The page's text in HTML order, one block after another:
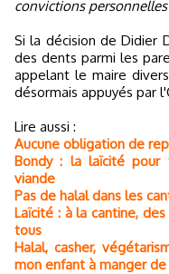
convictions personnelles
Si la décision de Didier
des dents parmi les
appelant le maire
désormais appuyés par
Lire aussi :
Aucune obligation de
Bondy : la laïcité
viande
Pas de halal dans les
Laïcité : à la cantine,
tous
Halal, casher,
mon enfant à manger